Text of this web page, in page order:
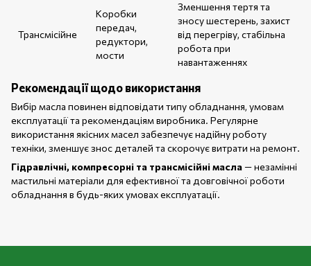
Трансмісійне
Коробки
передач,
редуктори,
мости
Зменшення тертя та
зносу шестерень, захист
від перегріву, стабільна
робота при
навантаженнях
Рекомендації щодо використання
Вибір масла повинен відповідати типу обладнання, умовам
експлуатації та рекомендаціям виробника. Регулярне
використання якісних масел забезпечує надійну роботу
техніки, зменшує знос деталей та скорочує витрати на ремонт.
Гідравлічні, компресорні та трансмісійні масла— незамінні
мастильні матеріали для ефективної та довговічної роботи
обладнання в будь-яких умовах експлуатації.